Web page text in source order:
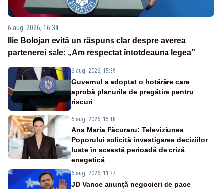
6 aug. 2026, 16:34
Ilie Bolojan evită un răspuns clar despre averea
partenerei sale: „Am respectat întotdeauna legea”
6 aug. 2026, 15:39
Guvernul a adoptat o hotărâre care
aprobă planurile de pregătire pentru
riscuri
6 aug. 2026, 15:18
Ana Maria Păcuraru: Televiziunea
Poporului solicită investigarea deciziilor
luate în această perioadă de criză
enegetică
6 aug. 2026, 11:27
JD Vance anunță negocieri de pace